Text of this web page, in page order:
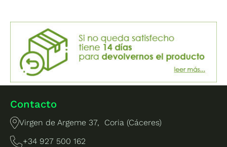
Contacto
Virgen de Argeme 37, Coria (Cáceres)
+34 927 500 162